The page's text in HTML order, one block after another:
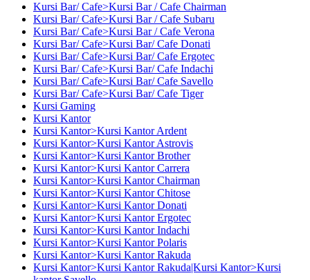
Kursi Bar/ Cafe>Kursi Bar / Cafe Chairman
Kursi Bar/ Cafe>Kursi Bar / Cafe Subaru
Kursi Bar/ Cafe>Kursi Bar / Cafe Verona
Kursi Bar/ Cafe>Kursi Bar/ Cafe Donati
Kursi Bar/ Cafe>Kursi Bar/ Cafe Ergotec
Kursi Bar/ Cafe>Kursi Bar/ Cafe Indachi
Kursi Bar/ Cafe>Kursi Bar/ Cafe Savello
Kursi Bar/ Cafe>Kursi Bar/ Cafe Tiger
Kursi Gaming
Kursi Kantor
Kursi Kantor>Kursi Kantor Ardent
Kursi Kantor>Kursi Kantor Astrovis
Kursi Kantor>Kursi Kantor Brother
Kursi Kantor>Kursi Kantor Carrera
Kursi Kantor>Kursi Kantor Chairman
Kursi Kantor>Kursi Kantor Chitose
Kursi Kantor>Kursi Kantor Donati
Kursi Kantor>Kursi Kantor Ergotec
Kursi Kantor>Kursi Kantor Indachi
Kursi Kantor>Kursi Kantor Polaris
Kursi Kantor>Kursi Kantor Rakuda
Kursi Kantor>Kursi Kantor Rakuda|Kursi Kantor>Kursi